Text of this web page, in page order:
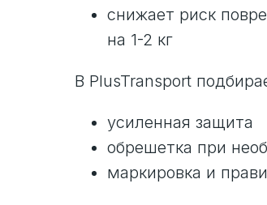
снижает риск
на 1-2 кг
В PlusTransport
усиленная защита
обрешетка при
маркировка и